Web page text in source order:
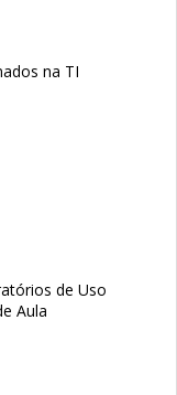
na TI
de Uso
Aula